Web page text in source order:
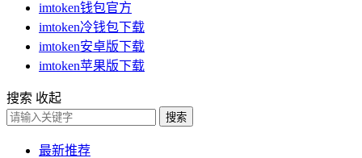
imtoken钱包官方
imtoken冷钱包下载
imtoken安卓版下载
imtoken苹果版下载
搜索 收起
搜索
最新推荐